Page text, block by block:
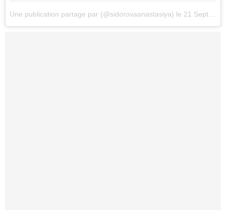
Une publication partage par (@sidorovaanastasiya) le 21 Sept. 2017 3h09 PDT